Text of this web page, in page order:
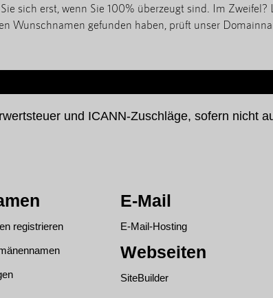
sich erst, wenn Sie 100% überzeugt sind. Im Zweifel?
Wunschnamen gefunden haben, prüft unser
und ICANN-Zuschläge, sofern nicht
registrieren
E-Mail
E-Mail-Hosting
Webseiten
SiteBuilder